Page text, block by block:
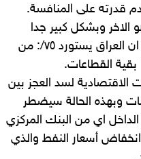
قدرته على المنافسة.
الاخر وبشكل كبير جدا
فهنالك تقرير للأمم المتحدة يقول ان العراق يستورد ٧٥/: من
بقية القطاعات.
الاقتصادية لسد العجز بين
وبهذه الحالة سيضطر
الداخل اي من البنك المركزي
أسعار النفط والذي